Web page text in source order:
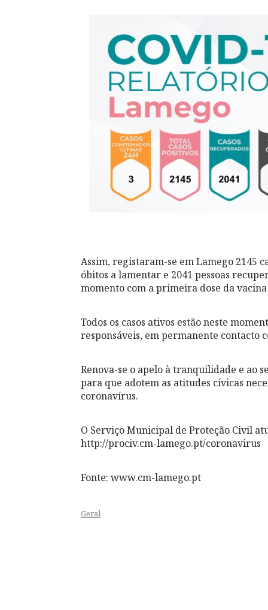
Assim, registaram-se em Lamego 2145
óbitos a lamentar e 2041 pessoas
momento com a primeira dose da vacina
Todos os casos ativos estão neste
responsáveis, em permanente contacto
Renova-se o apelo à tranquilidade e ao
para que adotem as atitudes cívicas
coronavírus.
O Serviço Municipal de Proteção Civil
http://prociv.cm-lamego.pt/coronavirus
Fonte: www.cm-lamego.pt
Geral